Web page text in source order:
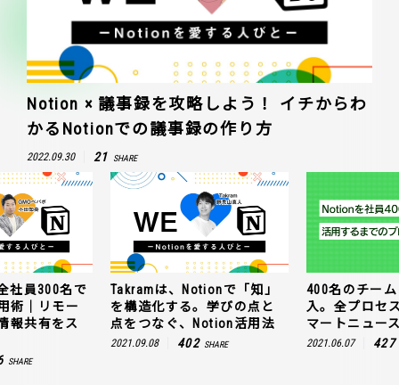
Notion × 議事録を攻略しよう！ イチからわ
かるNotionでの議事録の作り方
2022.09.30 21 SHARE
社員300名で
術｜リモー
報共有をス
SHARE
Takramは、Notionで「知」
を構造化する。学びの点と
点をつなぐ、Notion活用法
2021.09.08 402 SHARE
400名のチー
入。全プロセ
マートニュー
2021.06.07 427